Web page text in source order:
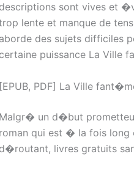
descriptions sont vives et
lente et manque de
aborde des sujets difficiles
certaine puissance La Ville
[EPUB, PDF] La Ville
Malgr� un d�but
roman qui est � la fois long
d�routant, livres gratuits